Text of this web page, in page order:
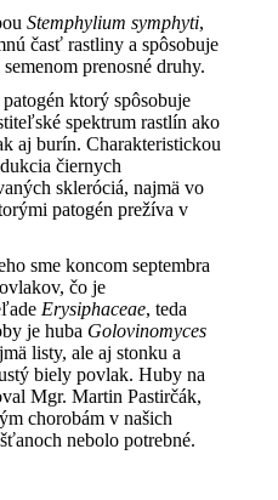
Stemphylium symphyti,
časť rastliny a spôsobuje
prenosné druhy.
patogén ktorý spôsobuje
spektrum rastlín ako
aj burín. Charakteristickou
čiernych
skleróciá, najmä vo
patogén prežíva v
sme koncom septembra
čo je
Erysiphaceae, teda
je huba Golovinomyces
listy, ale aj stonku a
biely povlak. Huby na
Mgr. Martin Pastirčák,
chorobám v našich
nebolo potrebné.